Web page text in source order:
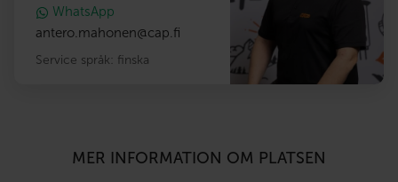
WhatsApp
antero.mahonen@cap.fi
Service språk: finska
MER INFORMATION OM PLATSEN